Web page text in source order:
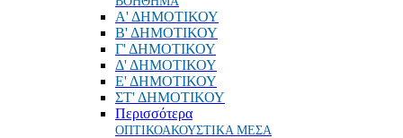
Α' ΔΗΜΟΤΙΚΟΥ
Β' ΔΗΜΟΤΙΚΟΥ
Γ' ΔΗΜΟΤΙΚΟΥ
Δ' ΔΗΜΟΤΙΚΟΥ
Ε' ΔΗΜΟΤΙΚΟΥ
ΣΤ' ΔΗΜΟΤΙΚΟΥ
Περισσότερα
ΟΠΤΙΚΟΑΚΟΥΣΤΙΚΑ ΜΕΣΑ